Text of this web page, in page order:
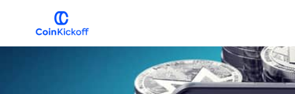
ナ
ン
COIN